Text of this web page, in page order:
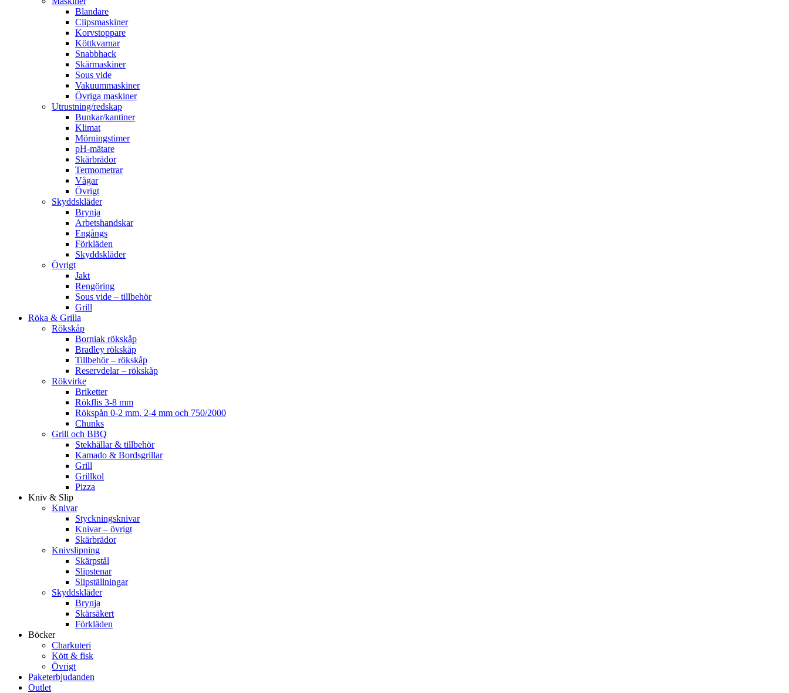
Blandare
Clipsmaskiner
Korvstoppare
Köttkvarnar
Snabbhack
Skärmaskiner
Sous vide
Vakuummaskiner
Övriga maskiner
Utrustning/redskap
Bunkar/kantiner
Klimat
Mörningstimer
pH-mätare
Skärbrädor
Termometrar
Vågar
Övrigt
Skyddskläder
Brynja
Arbetshandskar
Engångs
Förkläden
Skyddskläder
Övrigt
Jakt
Rengöring
Sous vide – tillbehör
Grill
Röka & Grilla
Rökskåp
Borniak rökskåp
Bradley rökskåp
Tillbehör – rökskåp
Reservdelar – rökskåp
Rökvirke
Briketter
Rökflis 3-8 mm
Rökspån 0-2 mm, 2-4 mm och 750/2000
Chunks
Grill och BBQ
Stekhällar & tillbehör
Kamado & Bordsgrillar
Grill
Grillkol
Pizza
Kniv & Slip
Knivar
Styckningsknivar
Knivar – övrigt
Skärbrädor
Knivslipning
Skärpstål
Slipstenar
Slipställningar
Skyddskläder
Brynja
Skärsäkert
Förkläden
Böcker
Charkuteri
Kött & fisk
Övrigt
Paketerbjudanden
Outlet